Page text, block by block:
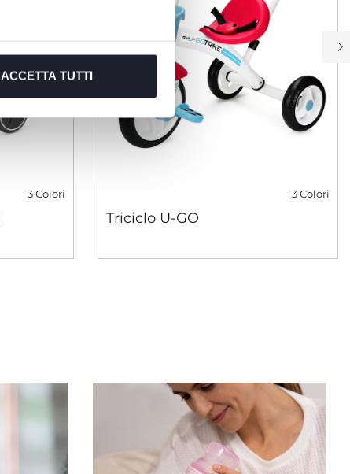
ACCETTA TUTTI
3 Colori 3 Colori
Triciclo U-GO